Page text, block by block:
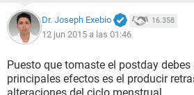
Dr. Joseph Exebio 16.358
12 jun 2015 a las 01:46
Puesto que tomaste el postday
principales efectos es el producir